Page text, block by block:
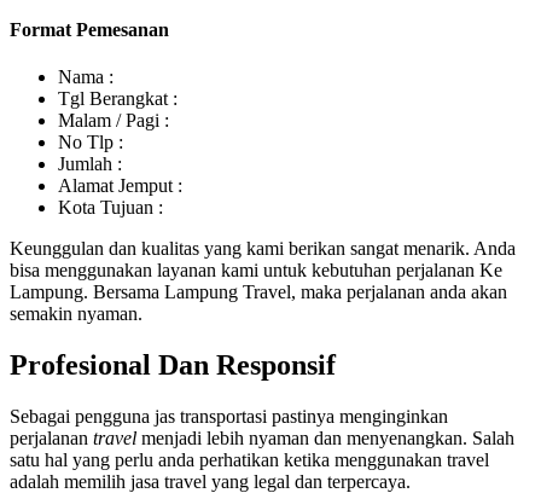
Format Pemesanan
Nama :
Tgl Berangkat :
Malam / Pagi :
No Tlp :
Jumlah :
Alamat Jemput :
Kota Tujuan :
Keunggulan dan kualitas yang kami berikan sangat menarik. Anda
bisa menggunakan layanan kami untuk kebutuhan perjalanan Ke
Lampung. Bersama Lampung Travel, maka perjalanan anda akan
semakin nyaman.
Profesional Dan Responsif
Sebagai pengguna jas transportasi pastinya menginginkan
perjalanan travel menjadi lebih nyaman dan menyenangkan. Salah
satu hal yang perlu anda perhatikan ketika menggunakan travel
adalah memilih jasa travel yang legal dan terpercaya.